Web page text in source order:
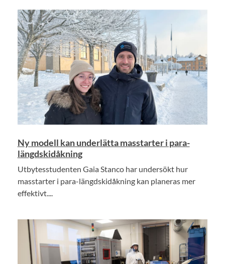
Ny modell kan underlätta masstarter i para-
längdskidåkning
Utbytesstudenten Gaia Stanco har undersökt hur
masstarter i para-längdskidåkning kan planeras mer
effektivt....